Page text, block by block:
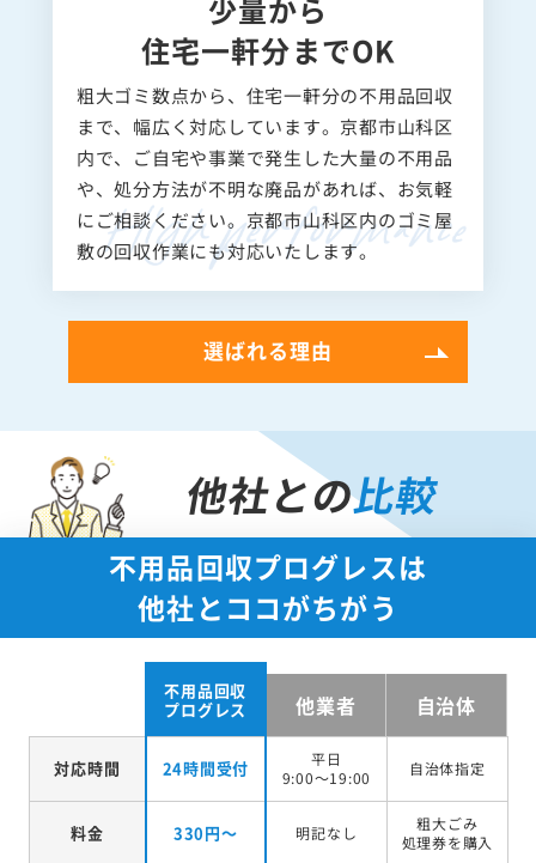
少量から
住宅一軒分までOK
粗大ゴミ数点から、住宅一軒分の不用品回収
まで、幅広く対応しています。京都市山科区
内で、ご自宅や事業で発生した大量の不用品
や、処分方法が不明な廃品があれば、お気軽
にご相談ください。京都市山科区内のゴミ屋
敷の回収作業にも対応いたします。
選ばれる理由
他社との比較
不用品回収プログレスは
他社とココがちがう
不用品回収
プログレス
他業者 自治体
対応時間 24時間受付
平日
9:00～19:00
自治体指定
料金 330円～ 明記なし
粗大ごみ
処理券を購入